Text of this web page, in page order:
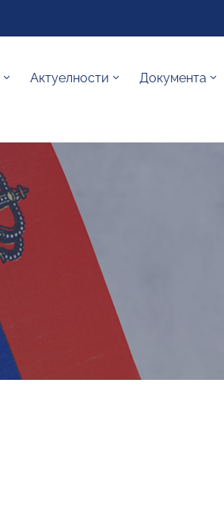
Актуелности Документа